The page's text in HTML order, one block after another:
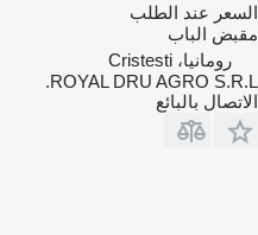
السعر عند الطلب
مقبض الباب
رومانيا، Cristesti
ROYAL DRU AGRO S.R.L.
الاتصال بالبائع